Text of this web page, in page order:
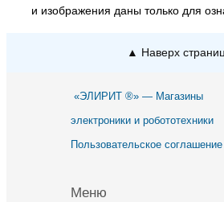
и изображения даны только для
▲ Наверх
«ЭЛИРИТ ®» — Магазины
электроники и робототехники
Пользовательское соглашение
Меню